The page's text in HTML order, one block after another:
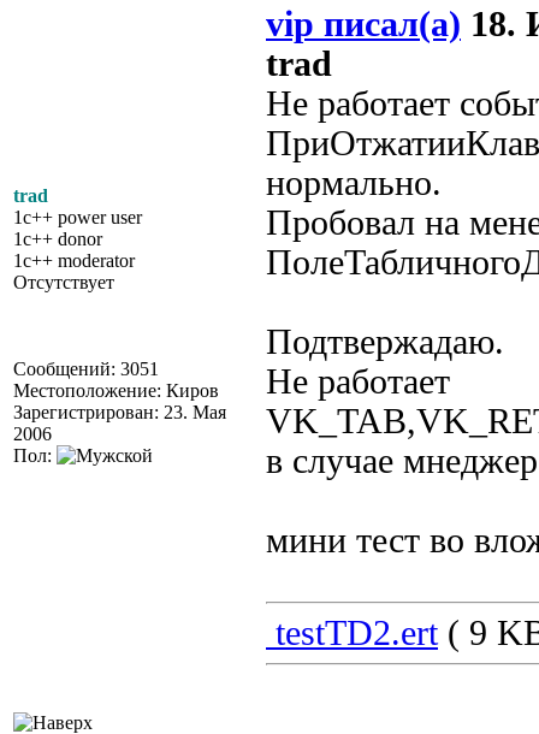
trad
1c++ power user
1c++ donor
1c++ moderator
Отсутствует
Сообщений: 3051
Местоположение: Киров
Зарегистрирован: 23. Мая
2006
Пол:
vip писал(а) 18.
trad
Не работает
нормально.
Пробовал на
Подтвержадаю.
Не работает
в случае
мини тест во
testTD2.ert( 9